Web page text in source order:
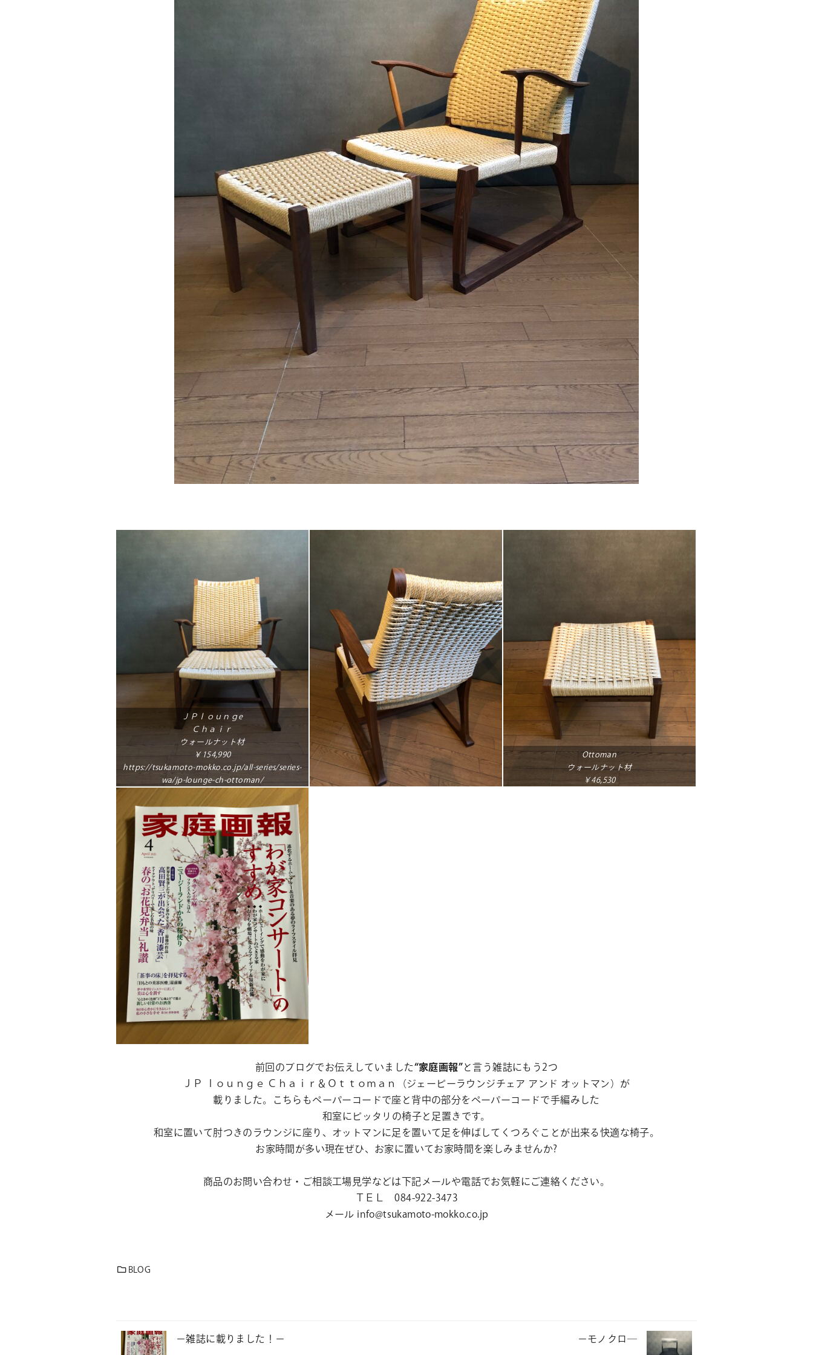
ＪＰｌｏｕｎｇe
Ｃｈａｉｒ
ウォールナット材
￥154,990
https://tsukamoto-mokko.co.jp/all-series/series-
wa/jp-lounge-ch-ottoman/
Ottoman
ウォールナット材
￥46,530
前回のブログでお伝えしていました“家庭画報”と言う雑誌にもう2つ
ＪＰ ｌｏｕｎｇｅ Ｃｈａｉｒ＆Ｏｔｔｏｍａｎ（ジェーピーラウンジチェア アンド オットマン）が
載りました。こちらもペーパーコードで座と背中の部分をペーパーコードで手編みした
和室にピッタリの椅子と足置きです。
和室に置いて肘つきのラウンジに座り、オットマンに足を置いて足を伸ばしてくつろぐことが出来る快適な椅子。
お家時間が多い現在ぜひ、お家に置いてお家時間を楽しみませんか?
商品のお問い合わせ・ご相談工場見学などは下記メールや電話でお気軽にご連絡ください。
ＴＥＬ 084-922-3473
メール info@tsukamoto-mokko.co.jp
BLOG
－雑誌に載りました！－ －モノクロ―